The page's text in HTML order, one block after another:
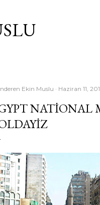
Ekin Muslu Haziran 11,
NATIONAL